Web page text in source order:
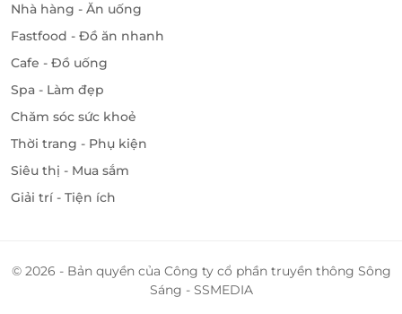
Nhà hàng - Ăn uống
Fastfood - Đồ ăn nhanh
Cafe - Đồ uống
Spa - Làm đẹp
Chăm sóc sức khoẻ
Thời trang - Phụ kiện
Siêu thị - Mua sắm
Giải trí - Tiện ích
© 2026 - Bản quyền của Công ty cổ phần truyền thông Sông
Sáng - SSMEDIA